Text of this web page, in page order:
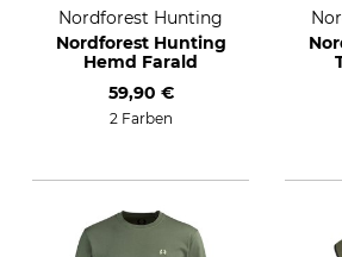
Nordforest Hunting
Nordforest Hunting
Hemd Farald
59,90 €
2 Farben